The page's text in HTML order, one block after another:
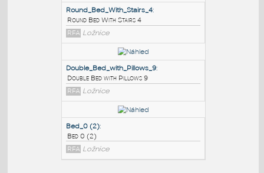
PODOBNÉ BLOKY
Bed with Slats:
Bed with Slats
RFA Ložnice
Round_Bed_With_Stairs_4:
Round Bed With Stairs 4
RFA Ložnice